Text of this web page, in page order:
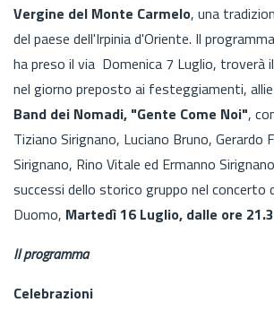
Vergine del Monte Carmelo, una
del paese dell'Irpinia d'Oriente. Il
ha preso il via Domenica 7 Luglio, troverà
nel giorno preposto ai festeggiamenti,
Band dei Nomadi, "Gente Come Noi",
Tiziano Sirignano, Luciano Bruno, Gerardo
Sirignano, Rino Vitale ed Ermanno
successi dello storico gruppo nel concerto
Duomo, Martedì 16 Luglio, dalle ore
Il programma
Celebrazioni